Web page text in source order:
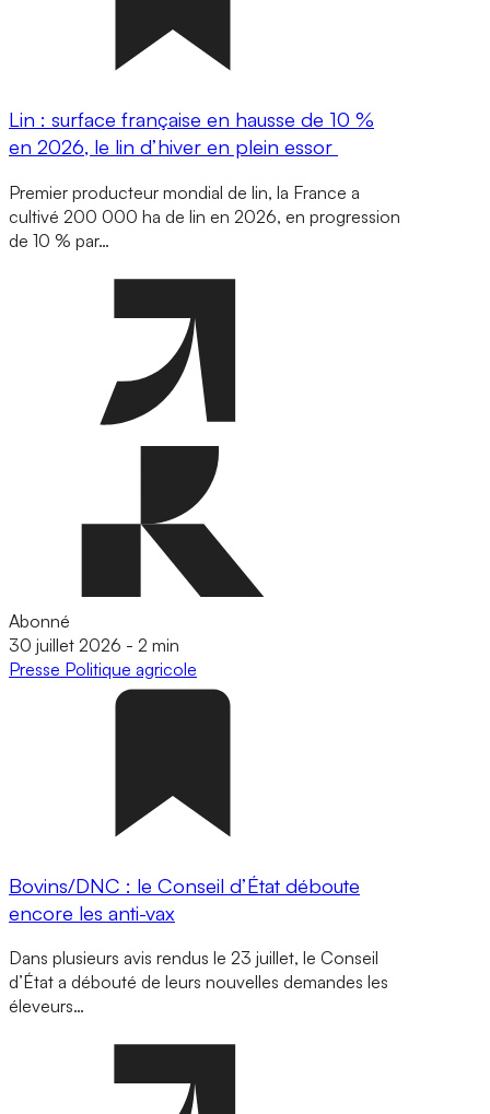
Lin : surface française en hausse de 10 %
en 2026, le lin d’hiver en plein essor
Premier producteur mondial de lin, la France a
cultivé 200 000 ha de lin en 2026, en progression
de 10 % par…
Abonné
30 juillet 2026 - 2 min
Presse Politique agricole
Bovins/DNC : le Conseil d’État déboute
encore les anti-vax
Dans plusieurs avis rendus le 23 juillet, le Conseil
d’État a débouté de leurs nouvelles demandes les
éleveurs…